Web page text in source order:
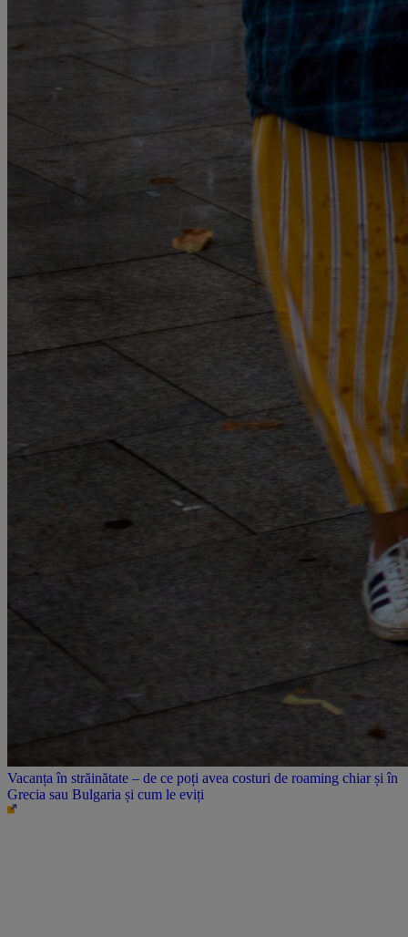
Vacanța în străinătate – de ce poți avea costuri de roaming chiar și în
Grecia sau Bulgaria și cum le eviți